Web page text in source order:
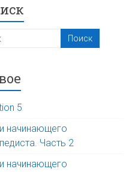
5
начинающего
Часть 2
начинающего